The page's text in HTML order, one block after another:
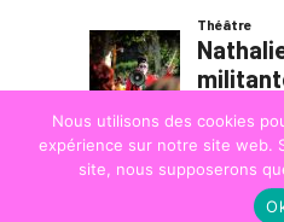
© COPYRIGHT
Nous utilisons des cookies
expérience sur notre site web.
site, nous supposerons